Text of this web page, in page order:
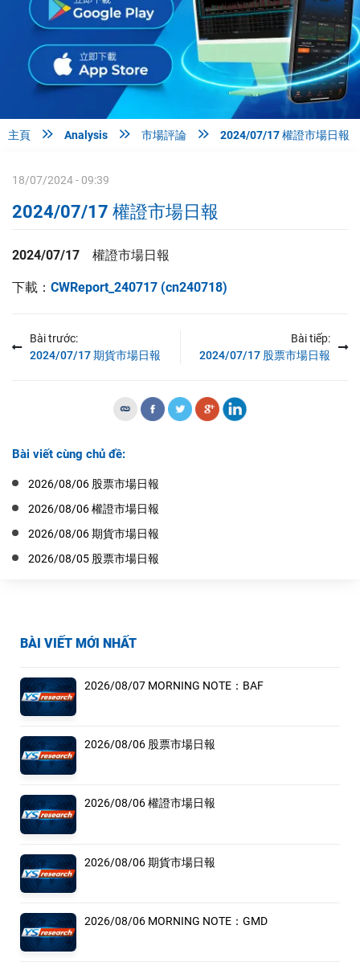
主頁  Analysis  市場評論  2024/07/17 權證市場日報
BÀI VIẾT MỚI NHẤT
2026/08/07 MORNING NOTE：BAF
2026/08/06 股票市場日報
2026/08/06 權證市場日報
2026/08/06 期貨市場日報
2026/08/06 MORNING NOTE：GMD
18/07/2024 - 09:39
2024/07/17 權證市場日報
2024/07/17 權證市場日報
下載： CWReport_240717 (cn240718)
Bài trước:
2024/07/17 期貨市場日報
Bài tiếp:
2024/07/17 股票市場日報
Bài viết cùng chủ đề:
2026/08/06 股票市場日報
2026/08/06 權證市場日報
2026/08/06 期貨市場日報
2026/08/05 股票市場日報